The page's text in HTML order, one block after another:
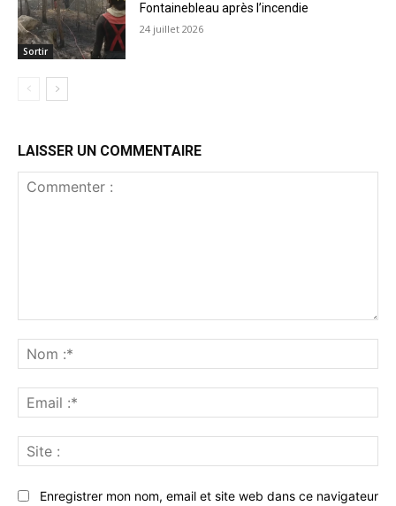
Sortir
Fontainebleau après l’incendie
24 juillet 2026
LAISSER UN COMMENTAIRE
:*
:*
:
Enregistrer mon nom, email et site web dans ce navigateur